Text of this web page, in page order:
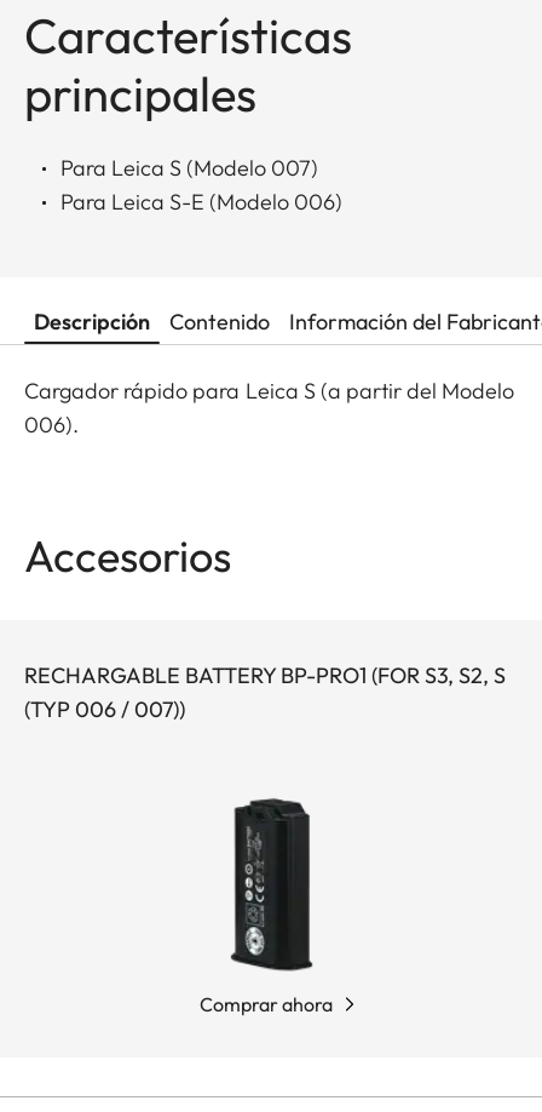
Características
principales
Para Leica S (Modelo 007)
Para Leica S-E (Modelo 006)
Descripción Contenido Información del
Cargador rápido para Leica S (a partir del Modelo
006).
Accesorios
RECHARGABLE BATTERY BP-PRO1 (FOR S3, S2, S
(TYP 006 / 007))
Comprar ahora